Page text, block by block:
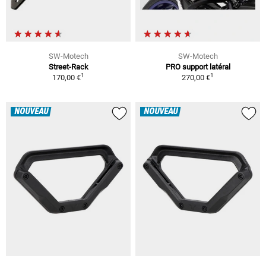
SW-Motech
Street-Rack
170,00 €1
SW-Motech
PRO support latéral
270,00 €1
NOUVEAU NOUVEAU